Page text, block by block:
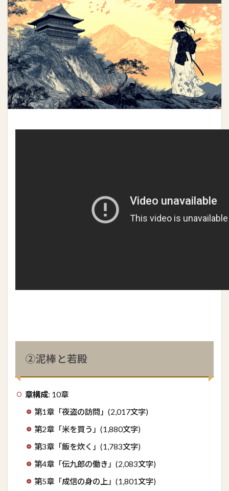
②泥棒と若殿
章構成: 10章
第1章「夜盗の訪問」(2,017文字)
第2章「米を買う」(1,880文字)
第3章「飯を炊く」(1,783文字)
第4章「伝九郎の働き」(2,083文字)
第5章「成信の身の上」(1,801文字)